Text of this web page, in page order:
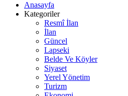
Anasayfa
Kategoriler
Resmî İlan
İlan
Güncel
Lapseki
Belde Ve Köyler
Siyaset
Yerel Yönetim
Turizm